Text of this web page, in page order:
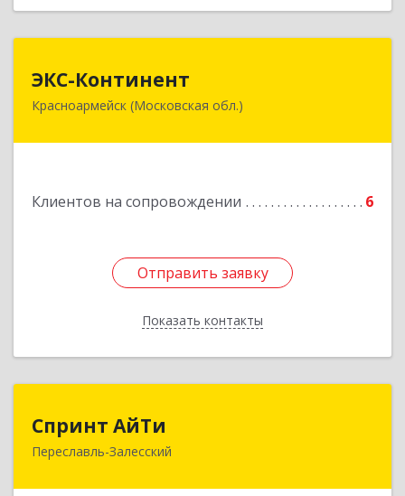
ЭКС-Континент
Красноармейск (Московская обл.)
Клиентов на сопровождении 6
Отправить заявку
Показать контакты
141292, Московская область, Красноармейск,
Отправить заявку
Назад
Спринт АйТи
Переславль-Залесский152025, Ярославская обл, Переславль-